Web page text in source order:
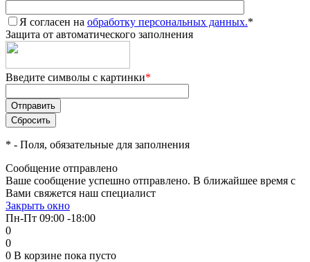
Я согласен на обработку персональных данных.*
Защита от автоматического заполнения
Введите символы с картинки*
* - Поля, обязательные для заполнения
Сообщение отправлено
Ваше сообщение успешно отправлено. В ближайшее время с
Вами свяжется наш специалист
Закрыть окно
Пн-Пт 09:00 -18:00
0
0
0 В корзине пока пусто
Получайте товар
выбранный способом
Оставшиеся75% будут
списыватьсяс вашей карты
по
Подробнее
об оплате Плайтом